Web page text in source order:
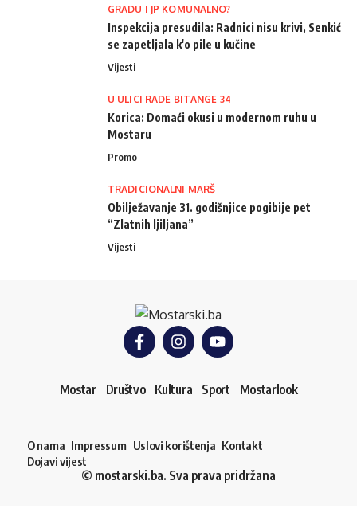
GRADU I JP KOMUNALNO?
Inspekcija presudila: Radnici nisu krivi, Senkić
se zapetljala k'o pile u kučine
Vijesti
U ULICI RADE BITANGE 34
Korica: Domaći okusi u modernom ruhu u
Mostaru
Promo
TRADICIONALNI MARŠ
Obilježavanje 31. godišnjice pogibije pet
“Zlatnih ljiljana”
Vijesti
Mostar Društvo Kultura Sport Mostarlook
O nama Impressum Uslovi korištenja Kontakt
Dojavi vijest
© mostarski.ba. Sva prava pridržana